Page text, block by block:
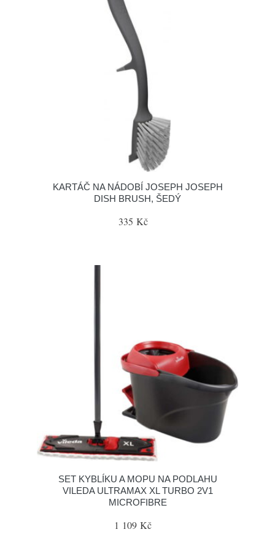
KARTÁČ NA NÁDOBÍ JOSEPH JOSEPH
DISH BRUSH, ŠEDÝ
335 Kč
SET KYBLÍKU A MOPU NA PODLAHU
VILEDA ULTRAMAX XL TURBO 2V1
MICROFIBRE
1 109 Kč